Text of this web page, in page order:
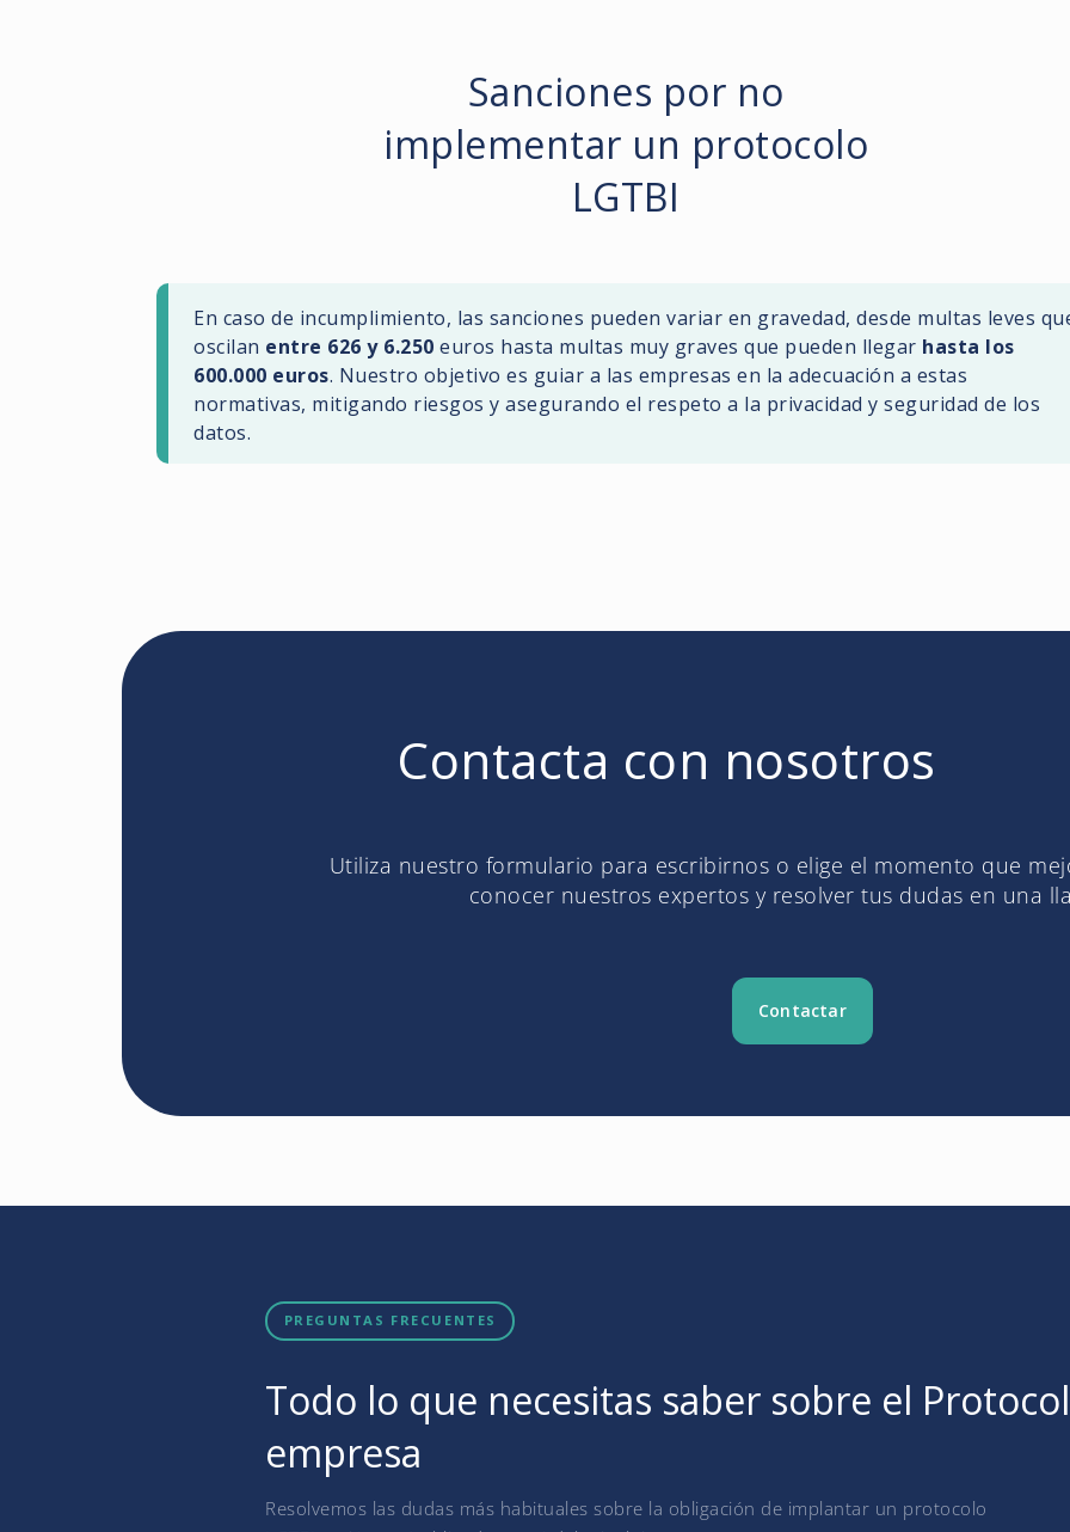
Sanciones por no
implementar un protocolo
LGTBI
En caso de incumplimiento, las sanciones pueden variar en gravedad, desde multas leves
oscilan entre 626 y 6.250 euros hasta multas muy graves que pueden llegar hasta los
600.000 euros. Nuestro objetivo es guiar a las empresas en la adecuación a estas
normativas, mitigando riesgos y asegurando el respeto a la privacidad y seguridad de los
datos.
Contacta con nosotros
Utiliza nuestro formulario para escribirnos o elige el momento que
conocer nuestros expertos y resolver tus dudas en una
Contactar
PREGUNTAS FRECUENTES
Todo lo que necesitas saber sobre el
empresa
Resolvemos las dudas más habituales sobre la obligación de implantar un protocolo